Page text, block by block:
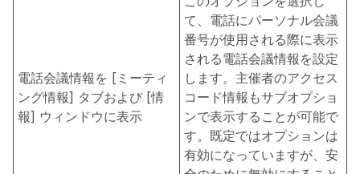
電話会議情報を [ミーティ
ング情報] タブおよび [情
報] ウィンドウに表示
て、電話にパーソナル会議
番号が使用される際に表示
される電話会議情報を設定
します。主催者のアクセス
コード情報もサブオプショ
ンで表示することが可能で
す。既定ではオプションは
有効になっていますが、安